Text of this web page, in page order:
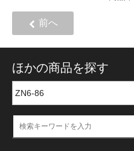
前へ
ほかの商品を探す